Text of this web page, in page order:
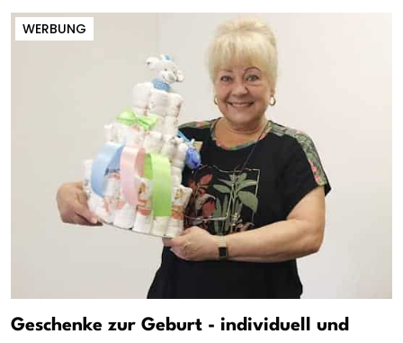
WERBUNG
Geschenke zur Geburt - individuell und